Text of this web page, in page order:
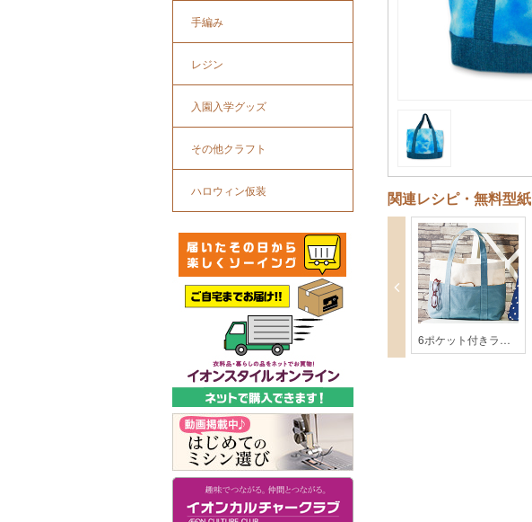
関連レシピ・無料型紙
6ポケット付きラージトートバッグ【GG9-2104】
手編み
レジン
入園入学グッズ
その他クラフト
ハロウィン仮装